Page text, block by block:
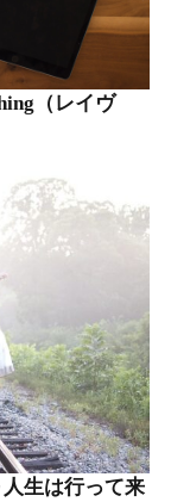
（レイヴ
生は行って来